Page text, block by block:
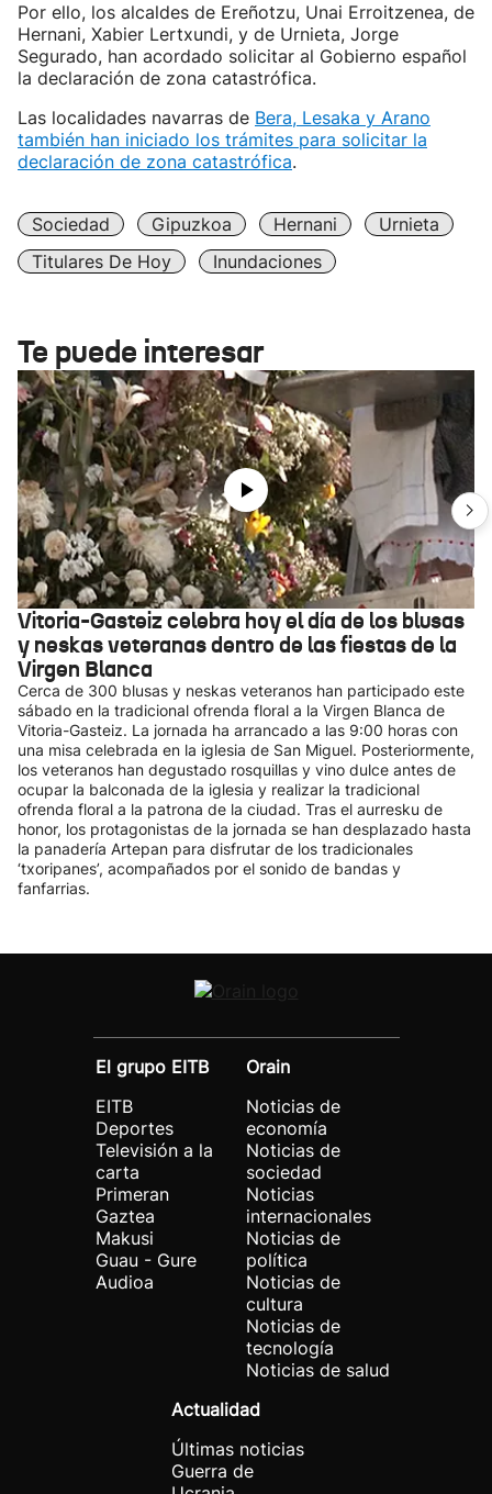
Por ello, los alcaldes de Ereñotzu, Unai Erroitzenea, de
Hernani, Xabier Lertxundi, y de Urnieta, Jorge
Segurado, han acordado solicitar al Gobierno español
la declaración de zona catastrófica.
Las localidades navarras de Bera, Lesaka y Arano
también han iniciado los trámites para solicitar la
declaración de zona catastrófica.
Sociedad Gipuzkoa Hernani
Urnieta
Titulares De Hoy
Inundaciones
Te puede interesar
Vitoria-Gasteiz celebra hoy el día de los blusas
y neskas veteranas dentro de las fiestas de la
Virgen Blanca
Cerca de 300 blusas y neskas veteranos han participado este
sábado en la tradicional ofrenda floral a la Virgen Blanca de
Vitoria-Gasteiz. La jornada ha arrancado a las 9:00 horas con
una misa celebrada en la iglesia de San Miguel. Posteriormente,
los veteranos han degustado rosquillas y vino dulce antes de
ocupar la balconada de la iglesia y realizar la tradicional
ofrenda floral a la patrona de la ciudad. Tras el aurresku de
honor, los protagonistas de la jornada se han desplazado hasta
la panadería Artepan para disfrutar de los tradicionales
‘txoripanes’, acompañados por el sonido de bandas y
fanfarrias.
El grupo EITB
EITB
Deportes
Televisión a la
carta
Primeran
Gaztea
Makusi
Guau - Gure
Audioa
Orain
Noticias de
economía
Noticias de
sociedad
Noticias
internacionales
Noticias de
política
Noticias de
cultura
Noticias de
tecnología
Noticias de salud
Actualidad
Últimas noticias
Guerra de